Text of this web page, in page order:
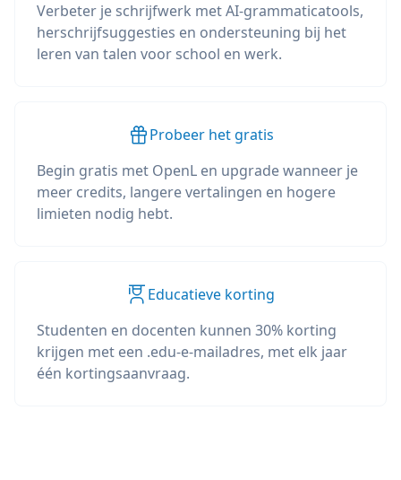
Verbeter je schrijfwerk met AI-grammaticatools,
herschrijfsuggesties en ondersteuning bij het
leren van talen voor school en werk.
Probeer het gratis
Begin gratis met OpenL en upgrade wanneer je
meer credits, langere vertalingen en hogere
limieten nodig hebt.
Educatieve korting
Studenten en docenten kunnen 30% korting
krijgen met een .edu-e-mailadres, met elk jaar
één kortingsaanvraag.